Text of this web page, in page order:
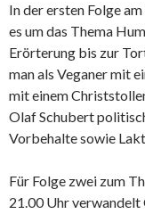
In der ersten Folge
es um das Thema
Erörterung bis zur
man als Veganer mit
mit einem
Olaf Schubert
Vorbehalte sowie
Für Folge zwei zum
21.00 Uhr verwandelt